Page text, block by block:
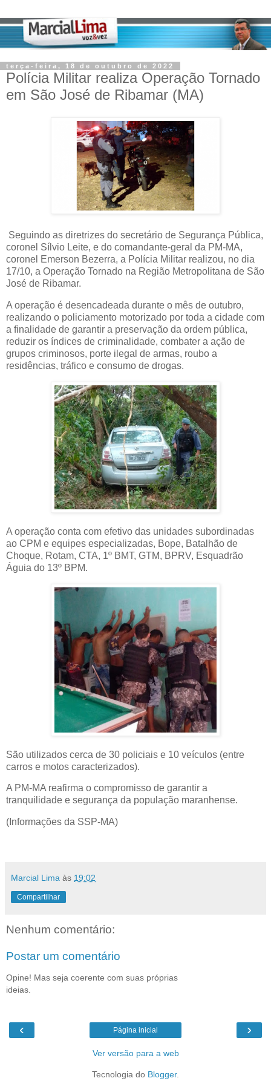
terça-feira, 18 de outubro de 2022
Polícia Militar realiza Operação Tornado
em São José de Ribamar (MA)
Seguindo as diretrizes do secretário de Segurança Pública,
coronel Sílvio Leite, e do comandante-geral da PM-MA,
coronel Emerson Bezerra, a Polícia Militar realizou, no dia
17/10, a Operação Tornado na Região Metropolitana de São
José de Ribamar.
A operação é desencadeada durante o mês de outubro,
realizando o policiamento motorizado por toda a cidade com
a finalidade de garantir a preservação da ordem pública,
reduzir os índices de criminalidade, combater a ação de
grupos criminosos, porte ilegal de armas, roubo a
residências, tráfico e consumo de drogas.
A operação conta com efetivo das unidades subordinadas
ao CPM e equipes especializadas, Bope, Batalhão de
Choque, Rotam, CTA, 1º BMT, GTM, BPRV, Esquadrão
Águia do 13º BPM.
São utilizados cerca de 30 policiais e 10 veículos (entre
carros e motos caracterizados).
A PM-MA reafirma o compromisso de garantir a
tranquilidade e segurança da população maranhense.
(Informações da SSP-MA)
Marcial Lima às 19:02
Compartilhar
Nenhum comentário:
Postar um comentário
Opine! Mas seja coerente com suas próprias
ideias.
‹ ›
Página inicial
Ver versão para a web
Tecnologia do Blogger.